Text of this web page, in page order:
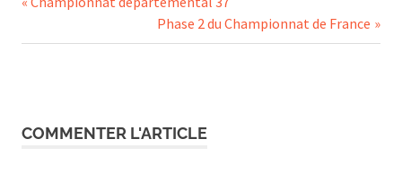
Navigation
de
Next
Post:
Phase 2 du Championnat de France
COMMENTER L'ARTICLE